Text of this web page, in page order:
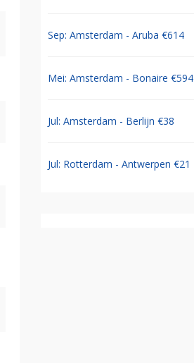
Sep: Amsterdam - Aruba €614
Mei: Amsterdam - Bonaire €594
Jul: Amsterdam - Berlijn €38
Jul: Rotterdam - Antwerpen €21